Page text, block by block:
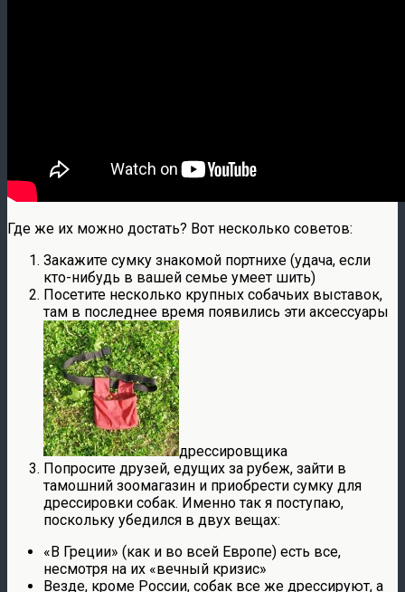
Где же их можно достать? Вот несколько советов:
Закажите сумку знакомой портнихе (удача, если
кто-нибудь в вашей семье умеет шить)
Посетите несколько крупных собачьих выставок,
там в последнее время появились эти аксессуары
дрессировщика
Попросите друзей, едущих за рубеж, зайти в
тамошний зоомагазин и приобрести сумку для
дрессировки собак. Именно так я поступаю,
поскольку убедился в двух вещах:
«В Греции» (как и во всей Европе) есть все,
несмотря на их «вечный кризис»
Везде, кроме России, собак все же дрессируют, а